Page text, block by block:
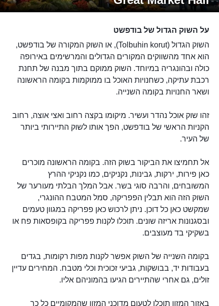
על השוק הגדול של בודפשט
השוק הגדול (Tolbuhin korut), או השוק המקורה של בודפשט,
הוא אחד מהשווקים המקורים הגדולים והמרשימים באירופה
כולה ובהונגריה במיוחד. השוק ממוקם בתוך מבנה של תחנת
רכבת עתיקה, כשחנויות האוכל בו ממוקמות בקומה הראשונה
ושאר החנויות בקומה השנייה.
זהו שוק אוכל נהדר ועשיר. מיקומו בקצה רחוב ואצי אוצה, רחוב
הקניות הראשי של בודפשט, הפך אותו לשוק התיירותי ביותר
של העיר.
אל תחמיצו את הביקור בשוק הזה. בקומה הראשונה מוכרים
כאן פירות, ירקות, גבינות, נקניקים, כמו נקניקי ההרץ
המשובחים, והרבה סוגי בשר. אבל המלך הבלתי מעורער של
השוק הזה הוא תבלין הפפריקה, סמל המטבח ההונגרי,
שמקשט כאן כל דוכן. ניתן לרכוש כאן פפריקה במגוון טעמים
ובסגנונות אריזה שונים. תוכלו לקנות פפריקה בקופסאות פח או
בשקיקי בד מעוצבים.
בקומה השנייה של השוק אפשר לקנות מפות רקומות, בגדים
בעבודות יד, בבושקות, גביעי זכוכית וכלי מטבח. המחירים עדיין
זולים, גם אחרי שהתיירים הגיעו בהמוניהם אליו.
באזור המזון תוכלו לטעום מדוכני המזון שהמקומיים כל כך